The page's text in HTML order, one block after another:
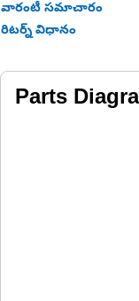
వారంటీ సమాచారం
రిటర్న్ విధానం
Parts